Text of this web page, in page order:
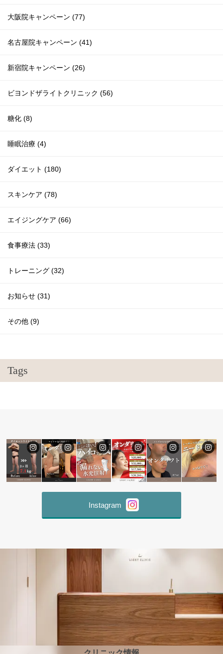
大阪院キャンペーン (77)
名古屋院キャンペーン (41)
新宿院キャンペーン (26)
ビヨンドザライトクリニック (56)
糖化 (8)
睡眠治療 (4)
ダイエット (180)
スキンケア (78)
エイジングケア (66)
食事療法 (33)
トレーニング (32)
お知らせ (31)
その他 (9)
Tags
Instagram